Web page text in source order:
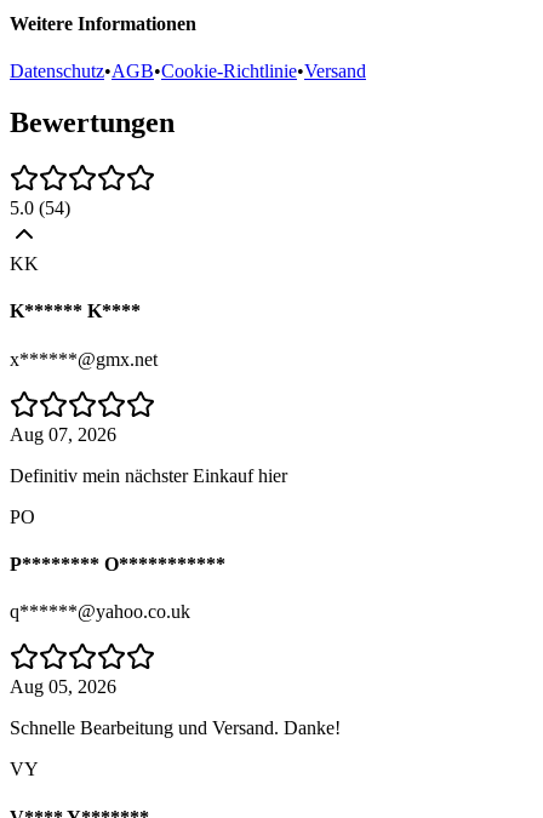
Weitere Informationen
Datenschutz•AGB•Cookie-Richtlinie•Versand
Bewertungen
5.0 (54)
KK
K****** K****
x******@gmx.net
Aug 07, 2026
Definitiv mein nächster Einkauf hier
PO
P******** O***********
q******@yahoo.co.uk
Aug 05, 2026
Schnelle Bearbeitung und Versand. Danke!
VY